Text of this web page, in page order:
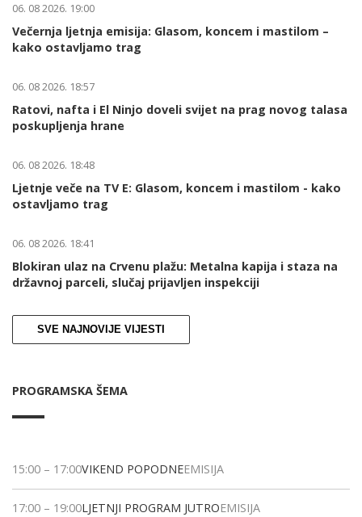
06. 08 2026. 19:00
Večernja ljetnja emisija: Glasom, koncem i mastilom –
kako ostavljamo trag
06. 08 2026. 18:57
Ratovi, nafta i El Ninjo doveli svijet na prag novog talasa
poskupljenja hrane
06. 08 2026. 18:48
Ljetnje veče na TV E: Glasom, koncem i mastilom - kako
ostavljamo trag
06. 08 2026. 18:41
Blokiran ulaz na Crvenu plažu: Metalna kapija i staza na
državnoj parceli, slučaj prijavljen inspekciji
SVE NAJNOVIJE VIJESTI
PROGRAMSKA ŠEMA
15:00 – 17:00VIKEND POPODNEEMISIJA
17:00 – 19:00LJETNJI PROGRAM JUTROEMISIJA